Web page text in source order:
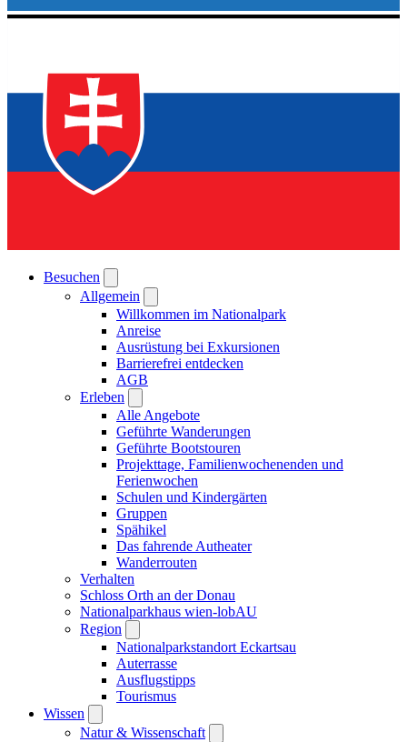
Besuchen
Allgemein
Willkommen im Nationalpark
Anreise
Ausrüstung bei Exkursionen
Barrierefrei entdecken
AGB
Erleben
Alle Angebote
Geführte Wanderungen
Geführte Bootstouren
Projekttage, Familienwochenenden und
Ferienwochen
Schulen und Kindergärten
Gruppen
Spähikel
Das fahrende Autheater
Wanderrouten
Verhalten
Schloss Orth an der Donau
Nationalparkhaus wien-lobAU
Region
Nationalparkstandort Eckartsau
Auterrasse
Ausflugstipps
Tourismus
Wissen
Natur & Wissenschaft